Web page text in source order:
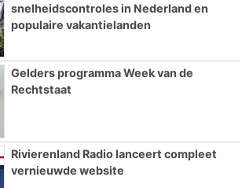
snelheidscontroles in Nederland en
populaire vakantielanden
Gelders programma Week van de
Rechtstaat
Rivierenland Radio lanceert compleet
vernieuwde website